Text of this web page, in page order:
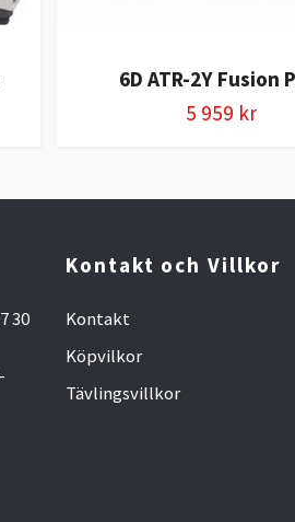
6D ATR-2Y Fusion
5 959 kr
30
Kontakt och Villkor
Kontakt
Köpvilkor
Tävlingsvillkor